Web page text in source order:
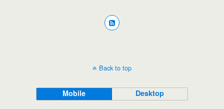
Back to top
Mobile Desktop